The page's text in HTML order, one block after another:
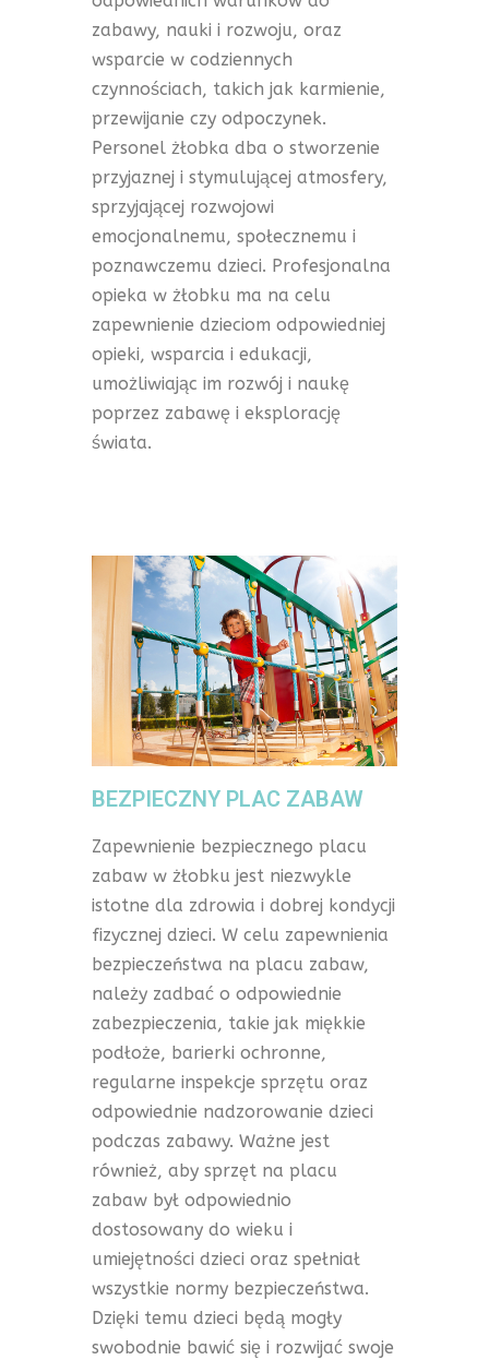
zabawy, nauki i rozwoju, oraz
wsparcie w codziennych
czynnościach, takich jak karmienie,
przewijanie czy odpoczynek.
Personel żłobka dba o stworzenie
przyjaznej i stymulującej atmosfery,
sprzyjającej rozwojowi
emocjonalnemu, społecznemu i
poznawczemu dzieci. Profesjonalna
opieka w żłobku ma na celu
zapewnienie dzieciom odpowiedniej
opieki, wsparcia i edukacji,
umożliwiając im rozwój i naukę
poprzez zabawę i eksplorację
świata.
BEZPIECZNY PLAC ZABAW
Zapewnienie bezpiecznego placu
zabaw w żłobku jest niezwykle
istotne dla zdrowia i dobrej kondycji
fizycznej dzieci. W celu zapewnienia
bezpieczeństwa na placu zabaw,
należy zadbać o odpowiednie
zabezpieczenia, takie jak miękkie
podłoże, barierki ochronne,
regularne inspekcje sprzętu oraz
odpowiednie nadzorowanie dzieci
podczas zabawy. Ważne jest
również, aby sprzęt na placu
zabaw był odpowiednio
dostosowany do wieku i
umiejętności dzieci oraz spełniał
wszystkie normy bezpieczeństwa.
Dzięki temu dzieci będą mogły
swobodnie bawić się i rozwijać swoje